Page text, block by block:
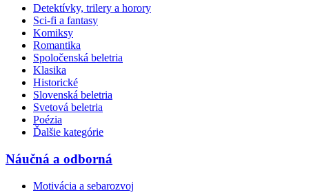
Detektívky, trilery a horory
Sci-fi a fantasy
Komiksy
Romantika
Spoločenská beletria
Klasika
Historické
Slovenská beletria
Svetová beletria
Poézia
Ďalšie kategórie
Náučná a odborná
Motivácia a sebarozvoj